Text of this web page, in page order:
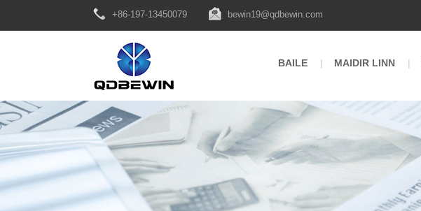
+86-197-13450079 bewin19@qdbewin.com
BAILE MAIDIR LINN